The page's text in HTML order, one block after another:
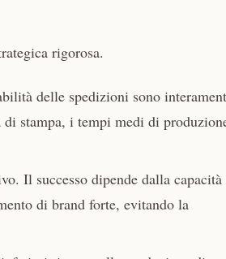
rigorosa.
delle spedizioni sono
stampa, i tempi medi di
Il successo dipende dalla capacità
di brand forte, evitando la